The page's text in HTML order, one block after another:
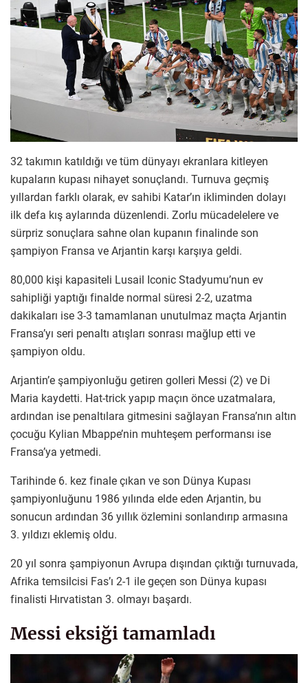
32 takımın katıldığı ve tüm dünyayı ekranlara kitleyen
kupaların kupası nihayet sonuçlandı. Turnuva geçmiş
yıllardan farklı olarak, ev sahibi Katar’ın ikliminden dolayı
ilk defa kış aylarında düzenlendi. Zorlu mücadelelere ve
sürpriz sonuçlara sahne olan kupanın finalinde son
şampiyon Fransa ve Arjantin karşı karşıya geldi.
80,000 kişi kapasiteli Lusail Iconic Stadyumu’nun ev
sahipliği yaptığı finalde normal süresi 2-2, uzatma
dakikaları ise 3-3 tamamlanan unutulmaz maçta Arjantin
Fransa’yı seri penaltı atışları sonrası mağlup etti ve
şampiyon oldu.
Arjantin’e şampiyonluğu getiren golleri Messi (2) ve Di
Maria kaydetti. Hat-trick yapıp maçın önce uzatmalara,
ardından ise penaltılara gitmesini sağlayan Fransa’nın altın
çocuğu Kylian Mbappe’nin muhteşem performansı ise
Fransa’ya yetmedi.
Tarihinde 6. kez finale çıkan ve son Dünya Kupası
şampiyonluğunu 1986 yılında elde eden Arjantin, bu
sonucun ardından 36 yıllık özlemini sonlandırıp armasına
3. yıldızı eklemiş oldu.
20 yıl sonra şampiyonun Avrupa dışından çıktığı turnuvada,
Afrika temsilcisi Fas’ı 2-1 ile geçen son Dünya kupası
finalisti Hırvatistan 3. olmayı başardı.
Messi eksiği tamamladı